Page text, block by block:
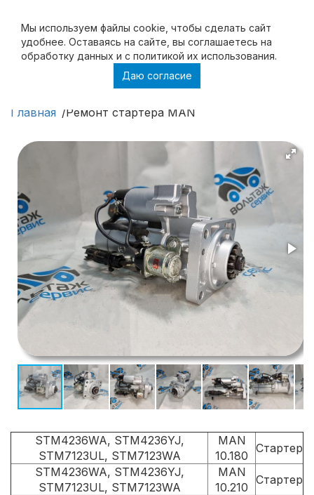
Мы используем файлы cookie, чтобы cделать сайт
удобнее. Оставаясь на сайте, вы соглашаетесь на
обработку данных и с политикой их использования.
Даю согласие
Ремонт стартера MAN
Главная Ремонт стартера MAN
STM4236WA, STM4236YJ,
STM7123UL, STM7123WA
MAN
10.180
Стартер
STM4236WA, STM4236YJ,
STM7123UL, STM7123WA
MAN
10.210
Стартер